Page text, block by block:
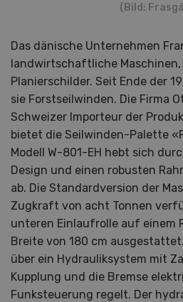
(Bild:
Das dänische Unternehmen
landwirtschaftliche
Planierschilder. Seit Ende der
sie Forstseilwinden. Die Firma
Schweizer Importeur der
bietet die Seilwinden-Palette
Modell W-801-EH hebt sich
Design und einen robusten
ab. Die Standardversion der
Zugkraft von acht Tonnen
unteren Einlaufrolle auf einem
Breite von 180 cm
über ein Hydrauliksystem mit
Kupplung und die Bremse
Funksteuerung regelt. Der